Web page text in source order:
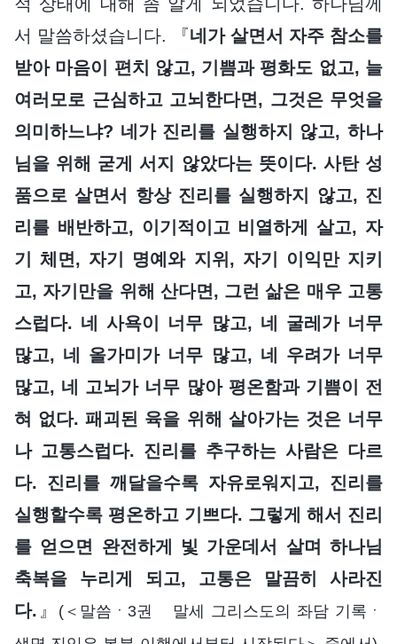
서 말씀하셨습니다. 『네가 살면서 자주 참소를
받아 마음이 편치 않고, 기쁨과 평화도 없고, 늘
여러모로 근심하고 고뇌한다면, 그것은 무엇을
의미하느냐? 네가 진리를 실행하지 않고, 하나
님을 위해 굳게 서지 않았다는 뜻이다. 사탄 성
품으로 살면서 항상 진리를 실행하지 않고, 진
리를 배반하고, 이기적이고 비열하게 살고, 자
기 체면, 자기 명예와 지위, 자기 이익만 지키
고, 자기만을 위해 산다면, 그런 삶은 매우 고통
스럽다. 네 사욕이 너무 많고, 네 굴레가 너무
많고, 네 올가미가 너무 많고, 네 우려가 너무
많고, 네 고뇌가 너무 많아 평온함과 기쁨이 전
혀 없다. 패괴된 육을 위해 살아가는 것은 너무
나 고통스럽다. 진리를 추구하는 사람은 다르
다. 진리를 깨달을수록 자유로워지고, 진리를
실행할수록 평온하고 기쁘다. 그렇게 해서 진리
를 얻으면 완전하게 빛 가운데서 살며 하나님
축복을 누리게 되고, 고통은 말끔히 사라진
다. 』 (＜말씀ㆍ3권 말세 그리스도의 좌담 기록ㆍ